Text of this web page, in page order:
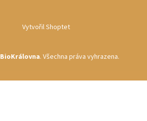
Vytvořil Shoptet
BioKrálovna. Všechna práva vyhrazena.